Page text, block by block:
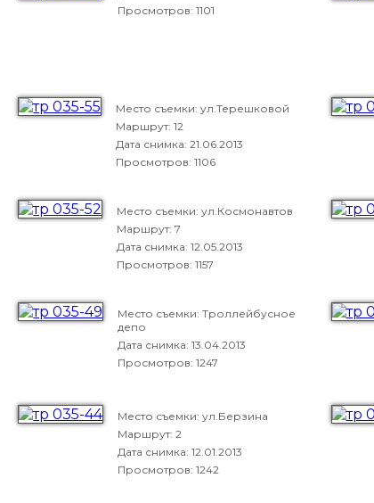
Просмотров: 1101
Место съемки: ул.Терешковой
Маршрут: 12
Дата снимка:21.06.2013
Просмотров: 1106
Место съемки: ул.Космонавтов
Маршрут: 7
Дата снимка:12.05.2013
Просмотров: 1157
Место съемки: Троллейбусное
депо
Дата снимка:13.04.2013
Просмотров: 1247
Место съемки: ул.Берзина
Маршрут: 2
Дата снимка:12.01.2013
Просмотров: 1242